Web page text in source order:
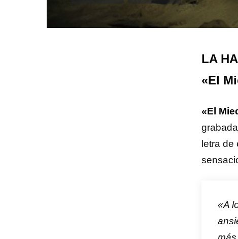
LA
«El
«El
letra
«A